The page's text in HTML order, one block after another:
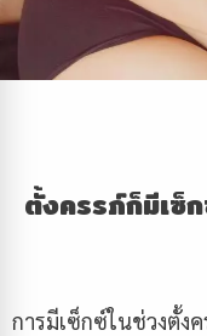
ตั้งครรภ์ก็มีเซ็
การมีเซ็กซ์ในช่วงตั้ง